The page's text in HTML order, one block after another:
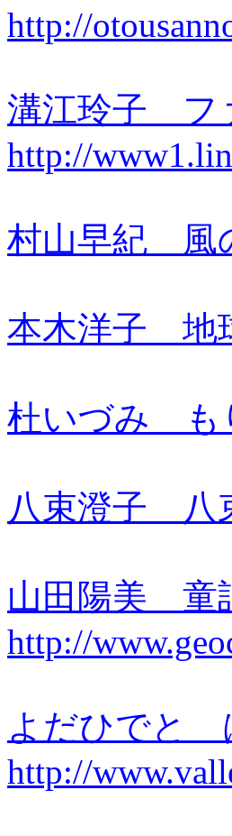
http://
溝江玲子 フ
http://
村山早紀 風
本木洋子 地
杜いづみ も
八束澄子 八
山田陽美 童
http://
よだひでと
http://